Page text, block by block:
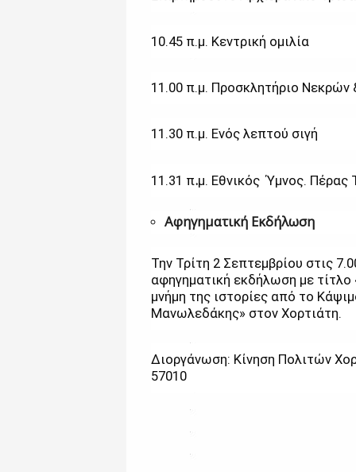
10.45 π.μ. Κεντρική ομιλία
11.00 π.μ. Προσκλητήριο
11.30 π.μ. Ενός λεπτού σιγή
11.31 π.μ. Εθνικός Ύμνος. Πέρας
Αφηγηματική Εκδήλωση
Την Τρίτη 2 Σεπτεμβρίου στις
αφηγηματική εκδήλωση με τίτλο
μνήμη της ιστορίες από το
Μανωλεδάκης» στον Χορτιάτη.
Διοργάνωση: Κίνηση Πολιτών
57010